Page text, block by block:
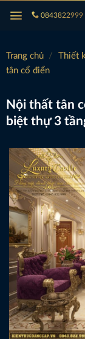
qua
dung
0843822999
Trang chủ / Thiết
tân cổ điển
Nội thất tân
biệt thự 3